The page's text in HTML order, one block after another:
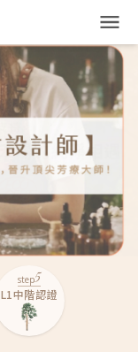
step5
L1中階認證